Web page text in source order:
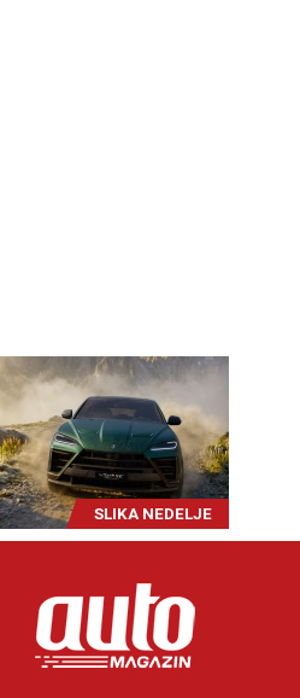
SLIKA NEDELJE